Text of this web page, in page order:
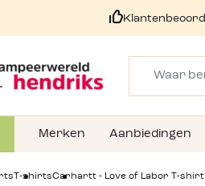
Merken Aanbiedingen
T-shirtsCarhartt - Love of Labor T-shirt